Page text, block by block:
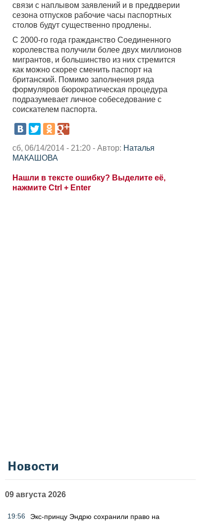
связи с наплывом заявлений и в преддверии
сезона отпусков рабочие часы паспортных
столов будут существенно продлены.
С 2000-го года гражданство Соединенного
королевства получили более двух миллионов
мигрантов, и большинство из них стремится
как можно скорее сменить паспорт на
британский. Помимо заполнения ряда
формуляров бюрократическая процедура
подразумевает личное собеседование с
соискателем паспорта.
сб, 06/14/2014 - 21:20 - Автор: Наталья
МАКАШОВА
Нашли в тексте ошибку? Выделите её,
нажмите Ctrl + Enter
Новости
09 августа 2026
19:56 Экс-принцу Эндрю сохранили право на